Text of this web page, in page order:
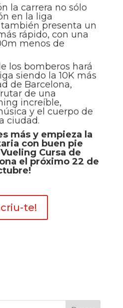
la carrera no sólo
en la liga
presenta un
rápido, con una
menos de
los bomberos hará
siendo la 10K más
de Barcelona,
de una
increíble,
y el cuerpo de
ciudad.
más y empieza la
con buen pie
Cursa de
el próximo 22 de
te!